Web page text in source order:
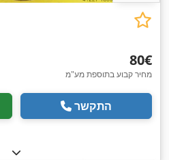
‏80 ‏€
מחיר קבוע בתוספת מע"מ
התקשר